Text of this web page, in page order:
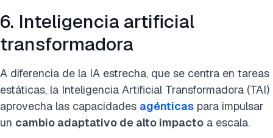
6. Inteligencia artificial
transformadora
A diferencia de la IA estrecha, que se centra en tareas
estáticas, la Inteligencia Artificial Transformadora (TAI)
aprovecha las capacidades agénticas para impulsar
un cambio adaptativo de alto impacto a escala.